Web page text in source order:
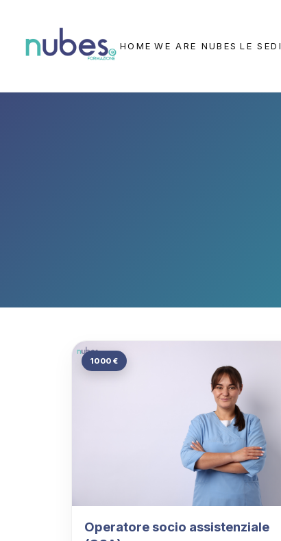
HOME WE ARE NUBES LE SEDI
1000 €
Operatore socio assistenziale